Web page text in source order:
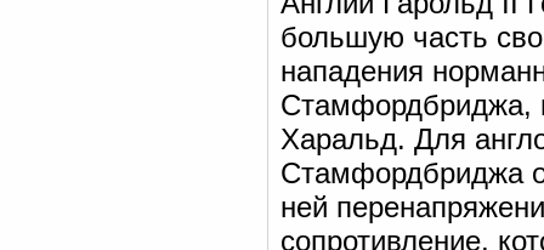
большую часть
нападения
Стамфордбриджа,
Харальд. Для
Стамфордбриджа
ней
сопротивление,